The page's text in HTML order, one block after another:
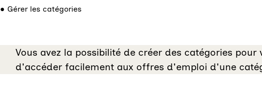
Gérer les catégories
Vous avez la possibilité de créer des catégories
d'accéder facilement aux offres d'emploi d'une